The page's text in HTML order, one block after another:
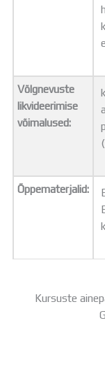
Võlgnevuste
likvideerimise
võimalused:
Õppematerjalid:
Kursuste